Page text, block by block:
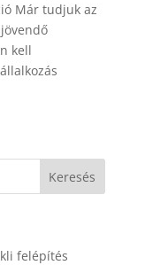
Már tudjuk az
kell
felépítés